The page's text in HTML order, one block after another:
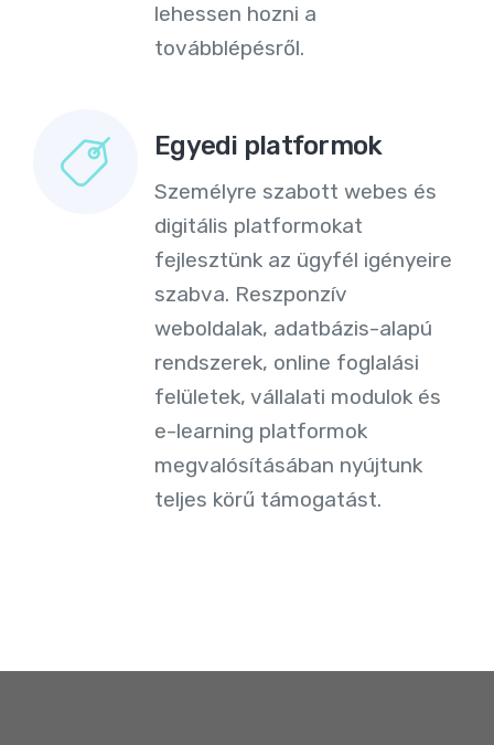
lehessen hozni a
továbblépésről.
Egyedi platformok
Személyre szabott webes és
digitális platformokat
fejlesztünk az ügyfél igényeire
szabva. Reszponzív
weboldalak, adatbázis-alapú
rendszerek, online foglalási
felületek, vállalati modulok és
e-learning platformok
megvalósításában nyújtunk
teljes körű támogatást.